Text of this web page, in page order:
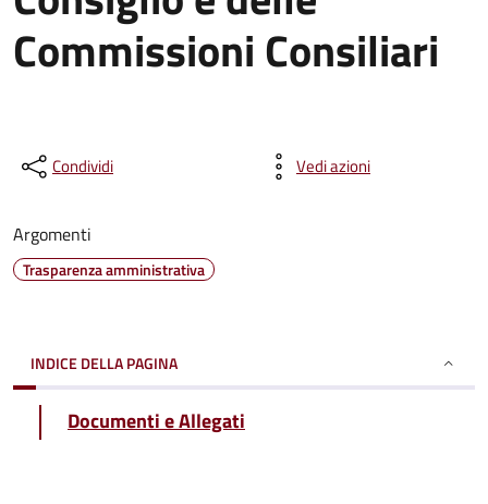
Commissioni Consiliari
Condividi Vedi azioni
Argomenti
Trasparenza amministrativa
INDICE DELLA PAGINA
Documenti e Allegati